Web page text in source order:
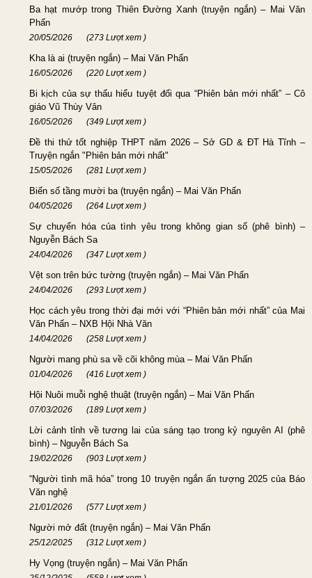
Ba hạt mướp trong Thiên Đường Xanh (truyện ngắn) – Mai Văn
Phấn
20/05/2026 (273 Lượt xem )
Kha là ai (truyện ngắn) – Mai Văn Phấn
16/05/2026 (220 Lượt xem )
Bi kịch của sự thấu hiểu tuyệt đối qua “Phiên bản mới nhất” – Cô
giáo Vũ Thùy Vân
16/05/2026 (349 Lượt xem )
Đề thi thử tốt nghiệp THPT năm 2026 – Sở GD & ĐT Hà Tĩnh –
Truyện ngắn "Phiên bản mới nhất"
15/05/2026 (281 Lượt xem )
Biến số tầng mười ba (truyện ngắn) – Mai Văn Phấn
04/05/2026 (264 Lượt xem )
Sự chuyển hóa của tình yêu trong không gian số (phê bình) –
Nguyễn Bách Sa
24/04/2026 (347 Lượt xem )
Vệt son trên bức tường (truyện ngắn) – Mai Văn Phấn
24/04/2026 (293 Lượt xem )
Học cách yêu trong thời đại mới với “Phiên bản mới nhất” của Mai
Văn Phấn – NXB Hội Nhà Văn
14/04/2026 (258 Lượt xem )
Người mang phù sa về cõi không mùa – Mai Văn Phấn
01/04/2026 (416 Lượt xem )
Hội Nuôi muỗi nghệ thuật (truyện ngắn) – Mai Văn Phấn
07/03/2026 (189 Lượt xem )
Lời cảnh tỉnh về tương lai của sáng tạo trong kỷ nguyên AI (phê
bình) – Nguyễn Bách Sa
19/02/2026 (903 Lượt xem )
“Người tình mã hóa” trong 10 truyện ngắn ấn tượng 2025 của Báo
Văn nghệ ​
21/01/2026 (577 Lượt xem )
Người mở đất (truyện ngắn) – Mai Văn Phấn
25/12/2025 (312 Lượt xem )
Hy Vọng (truyện ngắn) – Mai Văn Phấn